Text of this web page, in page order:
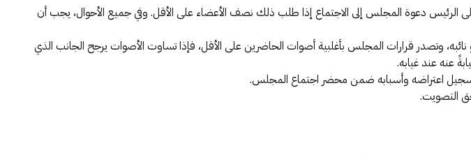
دعوة المجلس إلى الاجتماع إذا طلب ذلك نصف الأعضاء على الأقل. وفي جميع الأحوال، يجب أن
وتصدر قرارات المجلس بأغلبية أصوات الحاضرين على الأقل، فإذا تساوت الأصوات يرجح الجانب الذي
عنه عند غيابه.
تسجيل اعتراضه وأسبابه ضمن محضر اجتماع المجلس.
التصويت.